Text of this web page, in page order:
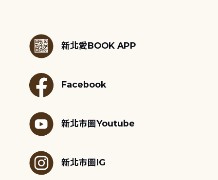
新北愛BOOK APP
Facebook
新北市圖Youtube
新北市圖IG